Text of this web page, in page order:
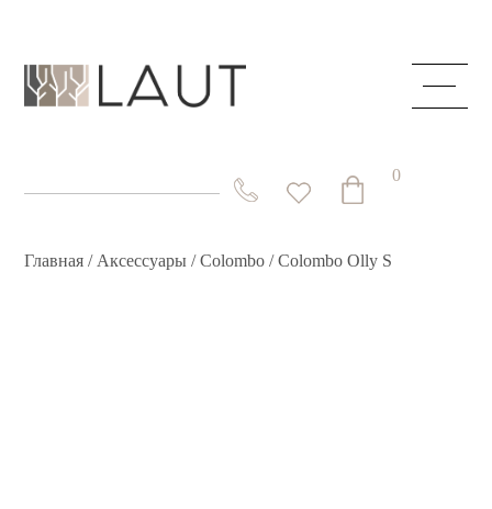
ГЛАВНАЯ
КАТАЛОГ 0
Главная / Аксессуары /Colombo / Colombo Olly S